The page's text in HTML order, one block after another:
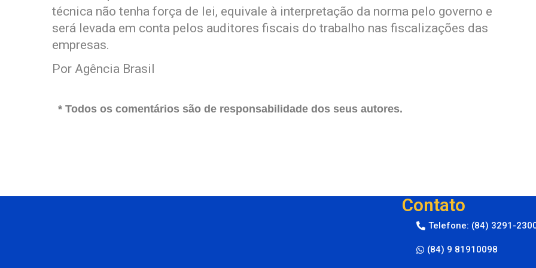
técnica não tenha força de lei, equivale à interpretação da norma pelo governo e
será levada em conta pelos auditores fiscais do trabalho nas fiscalizações das
empresas.
Por Agência Brasil
* Todos os comentários são de responsabilidade dos seus autores.
Contato
Telefone: (84) 3291-
(84) 9 81910098